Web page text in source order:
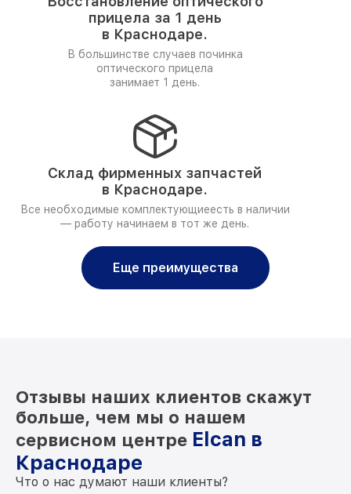
прицела за 1 день
в Краснодаре.
В большинстве случаев починка
оптического прицела
занимает 1 день.
Склад фирменных запчастей
в Краснодаре.
Все необходимые комплектующиеесть в наличии
— работу начинаем в тот же день.
Еще преимущества
Отзывы наших клиентов скажут
больше, чем мы о нашем
сервисном центре Elcan в
Краснодаре
Что о нас думают наши клиенты?